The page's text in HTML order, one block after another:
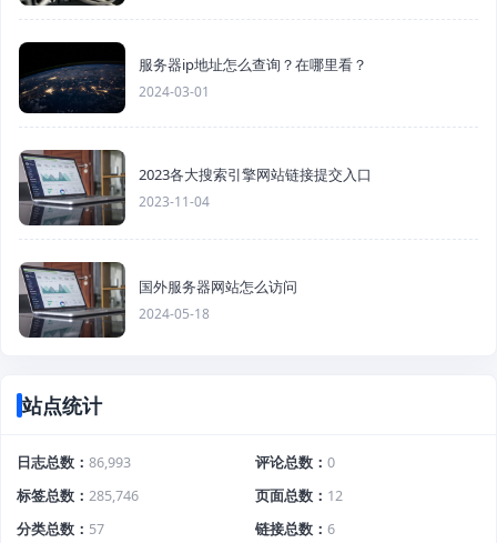
服务器ip地址怎么查询？在哪里看？
2024-03-01
2023各大搜索引擎网站链接提交入口
2023-11-04
国外服务器网站怎么访问
2024-05-18
站点统计
日志总数 86,993 评论总数
0
标签总数
285,746 页面总数
12
分类总数
57 链接总数
6